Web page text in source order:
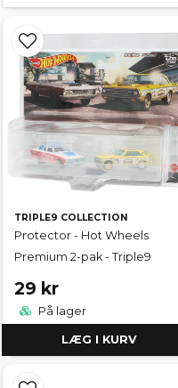
TRIPLE9 COLLECTION
Protector - Hot Wheels
Premium 2-pak - Triple9
29 kr
På lager
LÆG I KURV